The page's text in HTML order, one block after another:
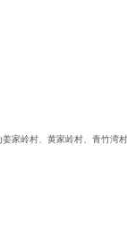
岭村、黄家岭村、青竹湾